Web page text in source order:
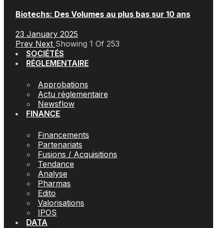
Biotechs: Des Volumes au plus bas sur 10 ans
23 January 2025
Prev Next Showing 1 Of 253
SOCIÉTÉS
RÉGLEMENTAIRE
Approbations
Actu réglementaire
Newsflow
FINANCE
Financements
Partenariats
Fusions / Acquisitions
Tendance
Analyse
Pharmas
Edito
Valorisations
IPOS
DATA